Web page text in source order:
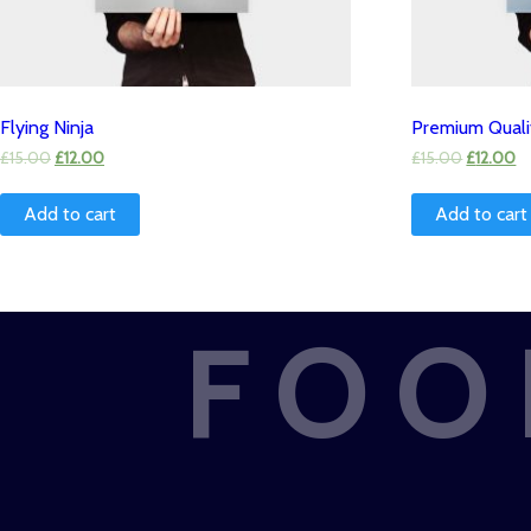
Flying Ninja
£15.00 £12.00
Add to cart
Premium
£15.00 £12.00
Add to cart